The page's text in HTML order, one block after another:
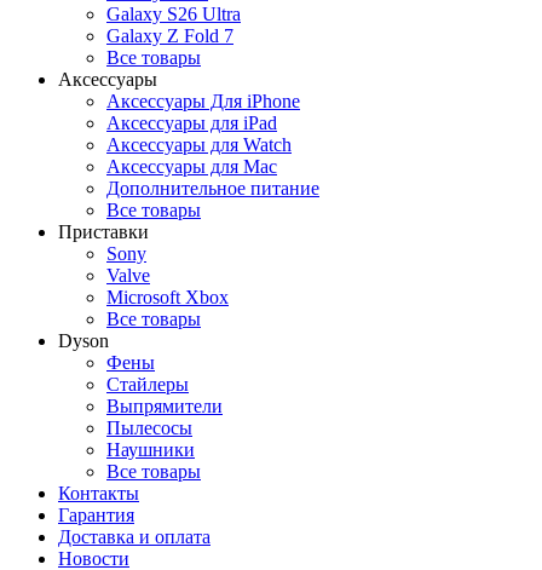
Galaxy S26 Ultra
Galaxy Z Fold 7
Все товары
Аксессуары
Аксессуары Для iPhone
Аксессуары для iPad
Аксессуары для Watch
Аксессуары для Mac
Дополнительное питание
Все товары
Приставки
Sony
Valve
Microsoft Xbox
Все товары
Dyson
Фены
Стайлеры
Выпрямители
Пылесосы
Наушники
Все товары
Контакты
Гарантия
Доставка и оплата
Новости